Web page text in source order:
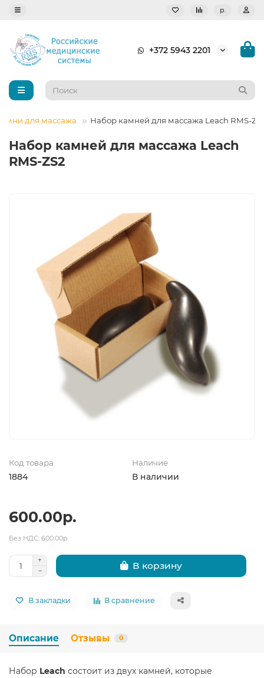
р.
+372 5943 2201
для массажа Набор камней для массажа Leach RMS-
Набор камней для массажа Leach
RMS-ZS2
Код товара
1884
Наличие
В наличии
600.00р.
Без НДС: 600.00р.
В корзину
В закладки В сравнение
Описание Отзывы 0
Набор Leach состоит из двух камней, которые